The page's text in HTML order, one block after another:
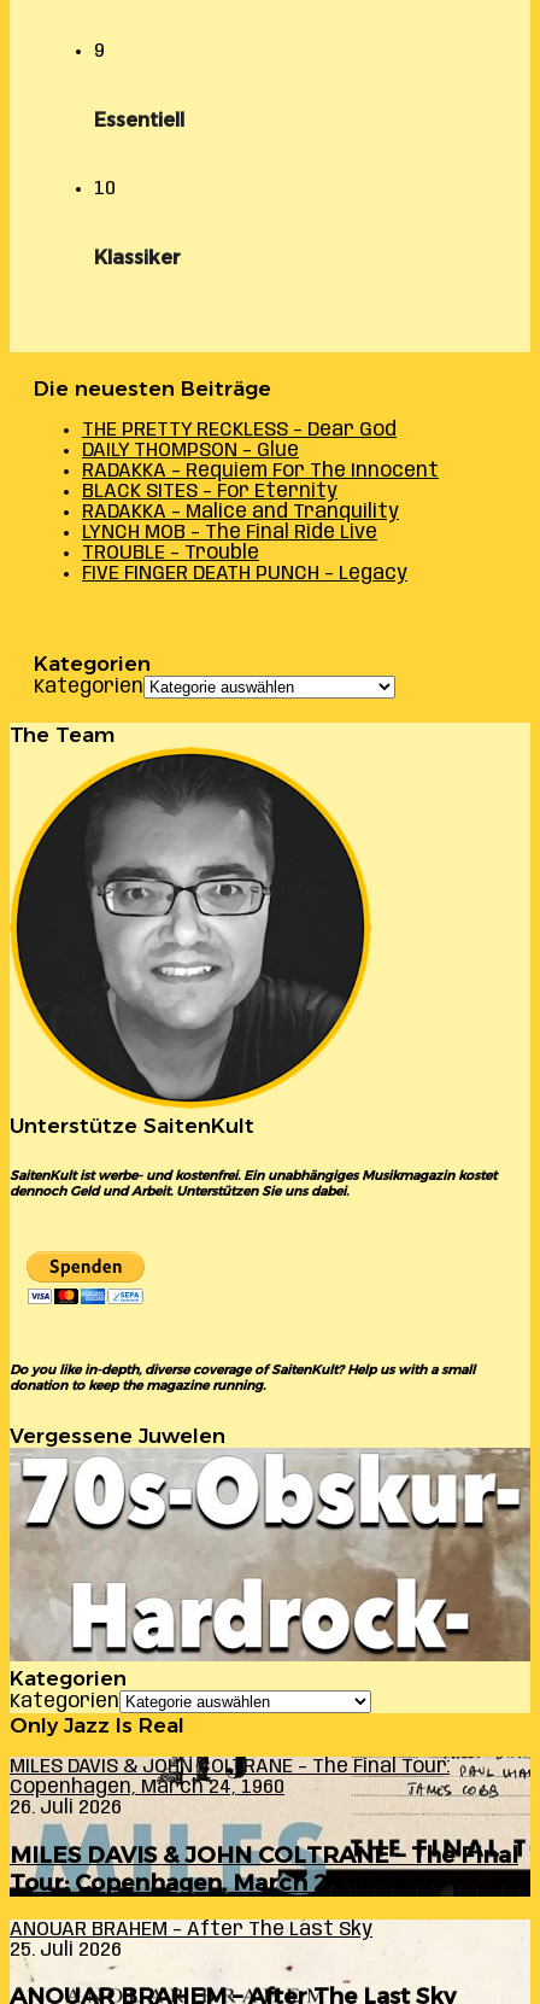
9
Essentiell
10
Klassiker
Die neuesten Beiträge
THE PRETTY RECKLESS – Dear God
DAILY THOMPSON – Glue
RADAKKA – Requiem For The Innocent
BLACK SITES – For Eternity
RADAKKA – Malice and Tranquility
LYNCH MOB – The Final Ride Live
TROUBLE – Trouble
FIVE FINGER DEATH PUNCH – Legacy
Kategorien
Kategorien
The Team
Unterstütze SaitenKult
SaitenKult ist werbe- und kostenfrei. Ein unabhängiges Musikmagazin kostet
dennoch Geld und Arbeit. Unterstützen Sie uns dabei.
Do you like in-depth, diverse coverage of SaitenKult? Help us with a small
donation to keep the magazine running.
Vergessene Juwelen
Kategorien
Kategorien
Only Jazz Is Real
MILES DAVIS & JOHN COLTRANE – The Final Tour:
Copenhagen, March 24, 1960
26. Juli 2026
MILES DAVIS & JOHN COLTRANE – The Final
Tour: Copenhagen, March 24, 1960
ANOUAR BRAHEM – After The Last Sky
25. Juli 2026
ANOUAR BRAHEM – After The Last Sky